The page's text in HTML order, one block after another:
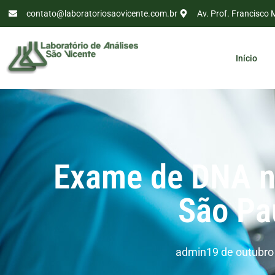
contato@laboratoriosaovicente.com.br Av. Prof. Francisco
Início
Exame de DNA
São
admin19 de